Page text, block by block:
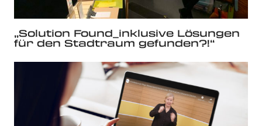
„Solution Found_inklusive Lösungen
für den Stadtraum gefunden?!“